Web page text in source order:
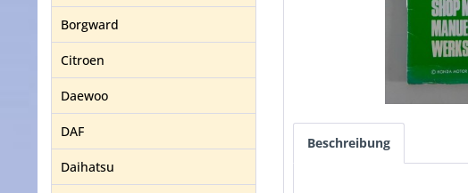
Borgward
Citroen
Daewoo
DAF
Daihatsu
Beschreibung